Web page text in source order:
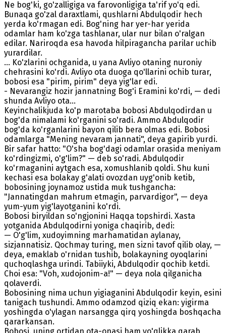
Ne bog'ki, go'zalligiga va farovonligiga ta'rif yo'q edi.
Bunaqa go'zal daraxtlami, qushlarni Abdulqodir hech
yerda ko'rmagan edi. Bog'ning har yer-har yerida
odamlar ham ko'zga tashlanar, ular nur bilan o'ralgan
edilar. Nariroqda esa havoda hilpiragancha parilar uchib
yurardilar.
... Ko'zlarini ochganida, u yana Avliyo otaning nuroniy
chehrasini ko'rdi. Avliyo ota duoga qo'llarini ochib turar,
bobosi esa "pirim, pirim" deya yig'lar edi.
- Nevarangiz hozir jannatning Bog'i Eramini ko'rdi, — dedi
shunda Avliyo ota...
Keyinchalikjuda ko'p marotaba bobosi Abdulqodirdan u
bog'da nimalami ko'rganini so'radi. Ammo Abdulqodir
bog'da ko'rganlarini bayon qilib bera olmas edi. Bobosi
odamlarga "Mening nevaram jannati", deya gapirib yurdi.
Bir safar hatto: "O'sha bog'dagi odamlar orasida meniyam
ko'rdingizmi, o'g'lim?" — deb so'radi. Abdulqodir
ko'rmaganini aytgach esa, xomushlanib qoldi. Shu kuni
kechasi esa bolakay g'alati ovozdan uyg'onib ketib,
bobosining joynamoz ustida muk tushgancha:
"Jannatingdan mahrum etmagin, parvardigor", — deya
yum-yum yig'layotganini ko'rdi.
Bobosi biryildan so'ngjonini Haqqa topshirdi. Xasta
yotganida Abdulqodirni yoniga chaqirib, dedi:
— O'g'lim, xudoyimning marhamatidan aylanay,
sizjannatisiz. Qochmay turing, men sizni tavof qilib olay, —
deya, emaklab o'rnidan tushib, bolakayning oyoqlarini
quchoqlashga urindi. Tabiiyki, Abdulqodir qochib ketdi.
Choi esa: "Voh, xudojonim-a!" — deya nola qilganicha
qolaverdi.
Bobosining nima uchun yigiaganini Abdulqodir keyin, esini
tanigach tushundi. Ammo odamzod qiziq ekan: yigirma
yoshingda o'ylagan narsangga qirq yoshingda boshqacha
qararkansan.
Bobosi, uning ortidan ota-onasi ham yo'qlikka qarab